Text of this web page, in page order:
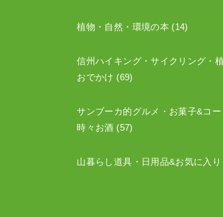
植物・自然・環境の本 (14)
信州ハイキング・サイクリング・
おでかけ (69)
サンブーカ的グルメ・お菓子&コー
時々お酒 (57)
山暮らし道具・日用品&お気に入り